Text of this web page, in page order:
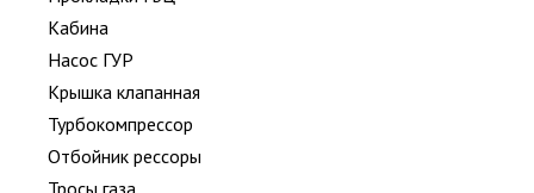
Кабина
Насос ГУР
Крышка клапанная
Турбокомпрессор
Отбойник рессоры
Тросы газа